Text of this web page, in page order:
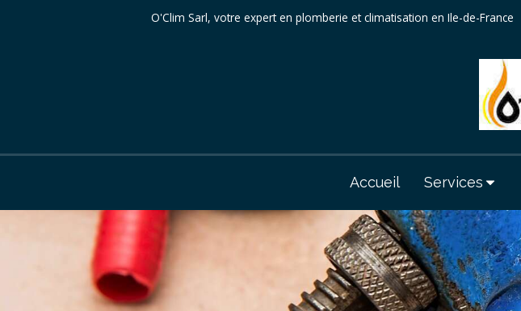
O'Clim Sarl, votre expert en plomberie et climatisation en Ile-de-France
Accueil Services